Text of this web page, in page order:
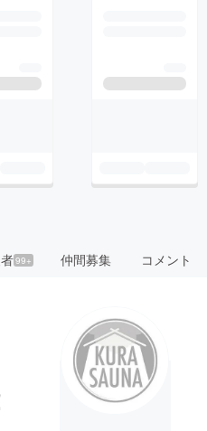
99+ 仲間募集 コメント